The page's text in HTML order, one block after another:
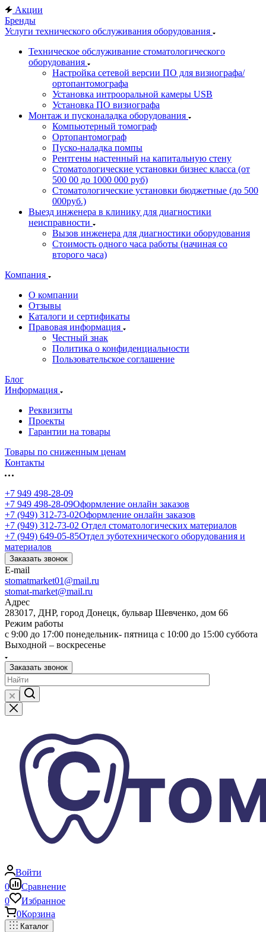
Акции
Бренды
Услуги технического обслуживания оборудования
Техническое обслуживание стоматологического
оборудования
Настройка сетевой версии ПО для визиографа/
ортопантомографа
Установка интрооральной камеры USB
Установка ПО визиографа
Монтаж и пусконаладка оборудования
Компьютерный томограф
Ортопантомограф
Пуско-наладка помпы
Рентгены настенный на капитальную стену
Стоматологические установки бизнес класса (от
500 00 до 1000 000 руб)
Стоматологические установки бюджетные (до 500
000руб.)
Выезд инженера в клинику для диагностики
неисправности
Вызов инженера для диагностики оборудования
Стоимость одного часа работы (начиная со
второго часа)
Компания
О компании
Отзывы
Каталоги и сертификаты
Правовая информация
Честный знак
Политика о конфиденциальности
Пользовательское соглашение
Блог
Информация
Реквизиты
Проекты
Гарантии на товары
Товары по сниженным ценам
Контакты
+7 949 498-28-09
+7 949 498-28-09Оформление онлайн заказов
+7 (949) 312-73-02Оформление онлайн заказов
+7 (949) 312-73-02 Отдел стоматологических материалов
+7 (949) 649-05-85Отдел зуботехнического оборудования и
материалов
Заказать звонок
E-mail
stomatmarket01@mail.ru
stomat-market@mail.ru
Адрес
283017, ДНР, город Донецк, бульвар Шевченко, дом 66
Режим работы
с 9:00 до 17:00 понедельник- пятница с 10:00 до 15:00 суббота
Выходной – воскресенье
Заказать звонок
Войти
0
Сравнение
0
Избранное
0Корзина
Каталог